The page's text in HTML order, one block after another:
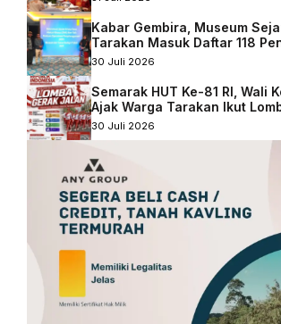
Kabar Gembira, Museum
Tarakan Masuk Daftar 118
Nonfisik 2027
30 Juli 2026
Semarak HUT Ke-81 RI, Wali
Ajak Warga Tarakan Ikut
Jalan
30 Juli 2026